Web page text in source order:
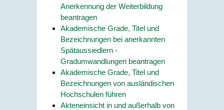
Anerkennung der Weiterbildung
beantragen
Akademische Grade, Titel und
Bezeichnungen bei anerkannten
Spätaussiedlern -
Gradumwandlungen beantragen
Akademische Grade, Titel und
Bezeichnungen von ausländischen
Hochschulen führen
Akteneinsicht in und außerhalb von